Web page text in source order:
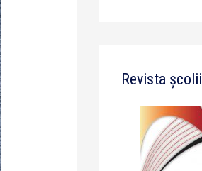
Revista școlii